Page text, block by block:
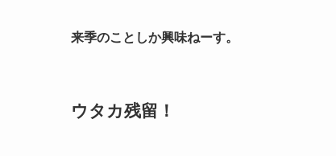
来季のことしか興味ねーす。
ウタカ残留！